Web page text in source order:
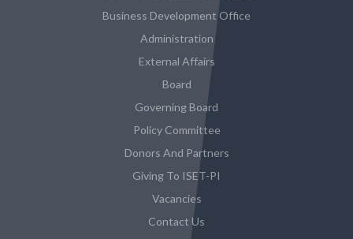
Business Development Office
Administration
External Affairs
Board
Governing Board
Policy Committee
Donors And Partners
Giving To ISET-PI
Vacancies
Contact Us